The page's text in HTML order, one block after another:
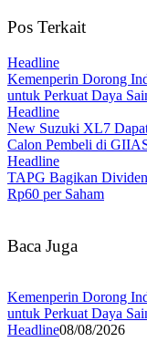
Pos Terkait
Headline
Kemenperin Dorong
untuk Perkuat Daya
Headline
New Suzuki XL7
Calon Pembeli di
Headline
TAPG Bagikan
Rp60 per Saham
Baca Juga
Kemenperin Dorong
untuk Perkuat Daya
Headline08/08/2026